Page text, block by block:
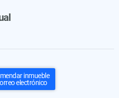
inmueble
electrónico